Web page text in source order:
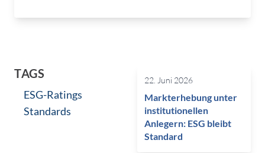
TAGS
ESG-Ratings
Standards
22. Juni 2026
Markterhebung unter
institutionellen
Anlegern: ESG bleibt
Standard